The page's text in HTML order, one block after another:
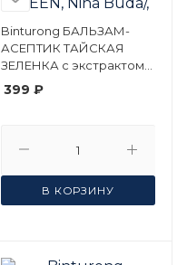
Binturong БАЛЬЗАМ-
АСЕПТИК ТАЙСКАЯ
ЗЕЛЕНКА с экстрактом
алоэ вера/ Бинтуронг/
Нина Буда/ASEPTIC BALM
399 ₽
В КОРЗИНУ